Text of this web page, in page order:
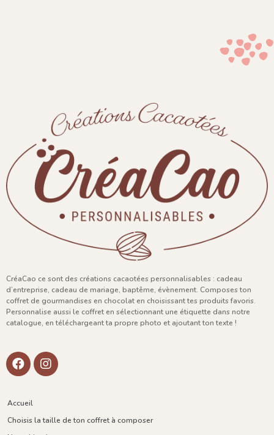
CréaCao ce sont des créations cacaotées personnalisables : cadeau
d’entreprise, cadeau de mariage, baptême, évènement. Composes ton
coffret de gourmandises en chocolat en choisissant tes produits favoris.
Personnalise aussi le coffret en sélectionnant une étiquette dans notre
catalogue, en téléchargeant ta propre photo et ajoutant ton texte !
Accueil
Choisis la taille de ton coffret à composer